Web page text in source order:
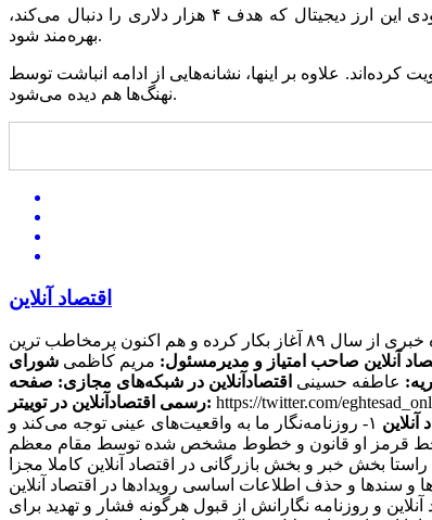
رشد اخیر شیبا بی‌ارتباط با حرکت‌های صعودی اتریوم نیست؛ چراکه شیبا به عنوان یکی از توکن‌های شاخص شبکه اتریوم، می‌تواند از روند صعودی این ارز دیجیتال که هدف ۴ هزار دلاری را دنبال می‌کند،
بهره‌مند شود.
علاوه بر اینها، نشانه‌هایی از ادامه انباشت توسط
نهنگ‌ها هم دیده می‌شود.
اقتصاد آنلاین
این پایگاه خبری از سال ۸۹ آغاز بکار کرده و هم اکنون پرمخاطب ترین
آنلاین صاحب امتیاز و مدیرمسئول: مریم کاظمی شورای
عاطفه حسینی اقتصادآنلاین در شبکه‌های مجازی: صفحه
رسمی اقتصادآنلاین در توییتر: https://twitter.com/
۱- روزنامه‌نگار ما به واقعیت‌های عینی توجه می‌کند و
خط قرمز او قانون و خطوط مشخص شده توسط مقام معظم
بخش خبر و بخش بازرگانی در اقتصاد آنلاین کاملا مجزا
حتما منبع را ذکر می کنند. ۴- سرقت ادبی، مخدوش ساختن متن‌ها و سندها و حذف اطلاعات اساسی رویدادها در اقتصاد آنلاین
ما از پذیرش هرگونه پاداش مادی برای پیش‌برد مقاصد خصوصی مغایر با مصالح عمومی، خودداری می‌کند. ۶- اقتصاد آنلاین و روزنامه نگارانش از قبول هرگونه فشار و تهدید برای